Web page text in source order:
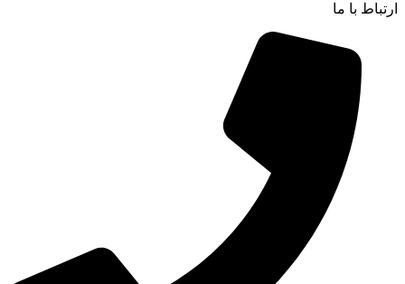
ارتباط با ما